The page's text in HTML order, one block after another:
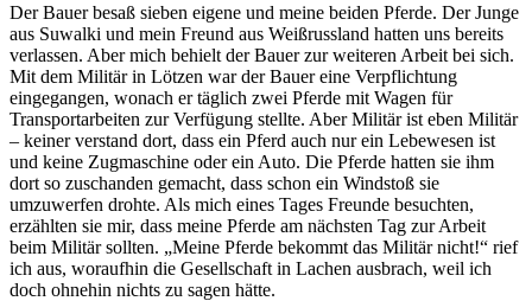
Der Bauer besaß sieben eigene und meine beiden Pferde. Der Junge
aus Suwalki und mein Freund aus Weißrussland hatten uns bereits
verlassen. Aber mich behielt der Bauer zur weiteren Arbeit bei sich.
Mit dem Militär in Lötzen war der Bauer eine Verpflichtung
eingegangen, wonach er täglich zwei Pferde mit Wagen für
Transportarbeiten zur Verfügung stellte. Aber Militär ist eben Militär
– keiner verstand dort, dass ein Pferd auch nur ein Lebewesen ist
und keine Zugmaschine oder ein Auto. Die Pferde hatten sie ihm
dort so zuschanden gemacht, dass schon ein Windstoß sie
umzuwerfen drohte. Als mich eines Tages Freunde besuchten,
erzählten sie mir, dass meine Pferde am nächsten Tag zur Arbeit
beim Militär sollten.
Meine Pferde bekommt das Militär nicht!
rief
ich aus, woraufhin die Gesellschaft in Lachen ausbrach, weil ich
doch ohnehin nichts zu sagen hätte.